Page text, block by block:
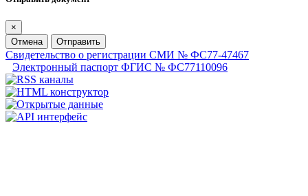
×
Отмена
Отправить
Свидетельство о регистрации СМИ № ФС77-47467
Электронный паспорт ФГИС № ФС77110096